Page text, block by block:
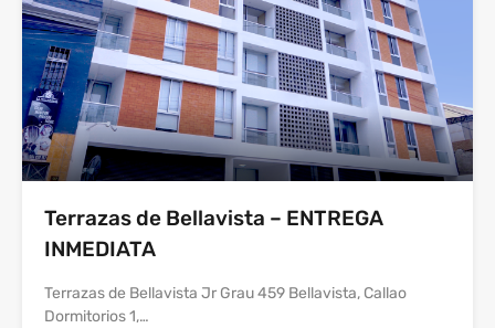
Terrazas de Bellavista – ENTREGA
INMEDIATA
Terrazas de Bellavista Jr Grau 459 Bellavista, Callao
Dormitorios 1,…